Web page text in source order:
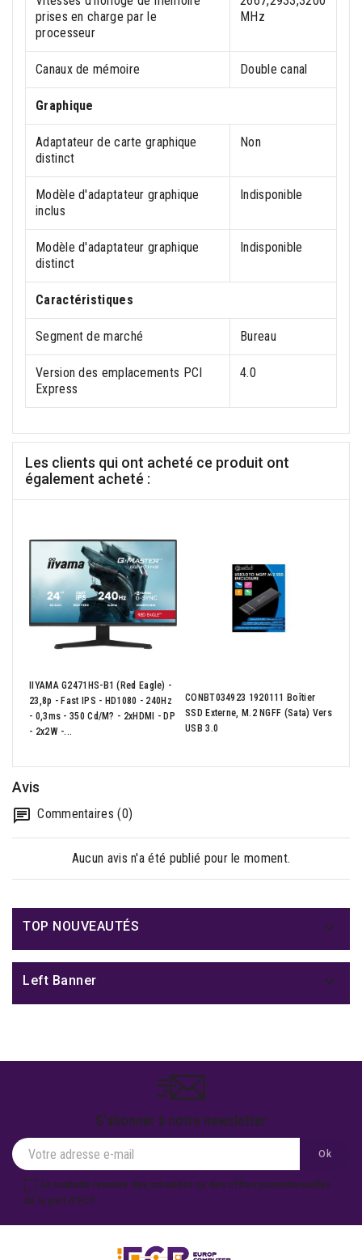
prises en charge par le
processeur
MHz
Canaux de mémoire Double canal
Graphique
Adaptateur de carte graphique
distinct
Non
Modèle d'adaptateur graphique
inclus
Indisponible
Modèle d'adaptateur graphique
distinct
Indisponible
Caractéristiques
Segment de marché Bureau
Version des emplacements PCI
Express
4.0
Les clients qui ont acheté ce produit ont
également acheté :
IIYAMA G2471HS-B1 (Red Eagle) -
23,8p - Fast IPS - HD1080 - 240Hz
- 0,3ms - 350 Cd/m? - 2xHDMI - DP
- 2x2W -...
CONBT034923 1920111 Boîtier
SSD Externe, M.2 NGFF (Sata) Vers
USB 3.0
Avis
Commentaires (0)
Aucun avis n'a été publié pour le moment.
TOP NOUVEAUTÉS 
Left Banner 
S'abonner à notre newsletter
Je souhaite recevoir des actualités ou des offres promotionnelles
de la part d'ECP.